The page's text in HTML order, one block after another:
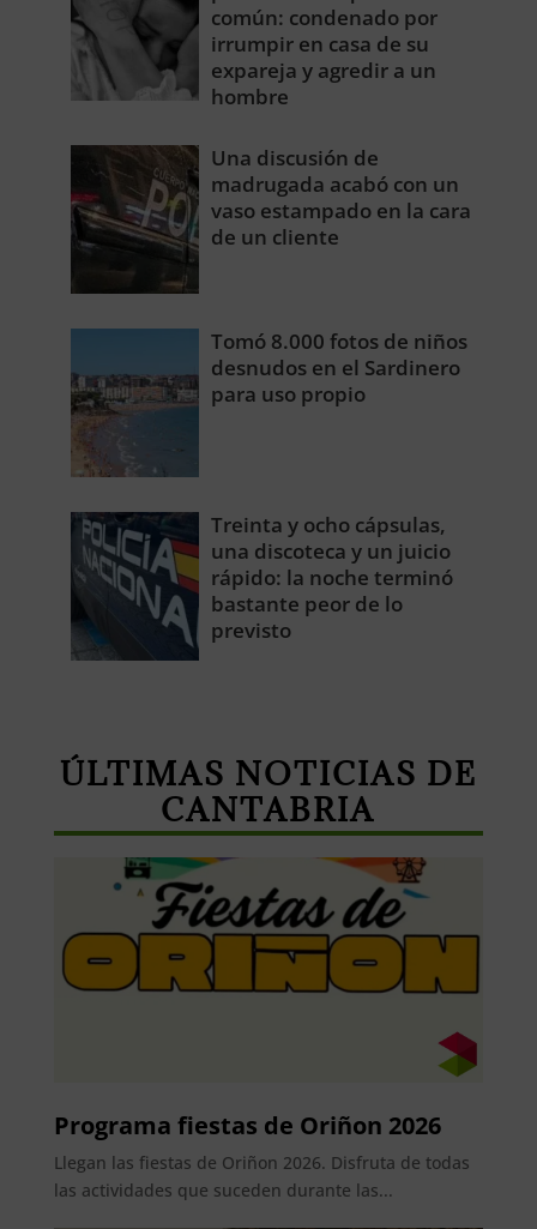
común: condenado por
irrumpir en casa de su
expareja y agredir a un
hombre
Una discusión de
madrugada acabó con un
vaso estampado en la cara
de un cliente
Tomó 8.000 fotos de niños
desnudos en el Sardinero
para uso propio
Treinta y ocho cápsulas,
una discoteca y un juicio
rápido: la noche terminó
bastante peor de lo
previsto
ÚLTIMAS NOTICIAS DE
CANTABRIA
Programa fiestas de Oriñon 2026
Llegan las fiestas de Oriñon 2026. Disfruta de todas
las actividades que suceden durante las...